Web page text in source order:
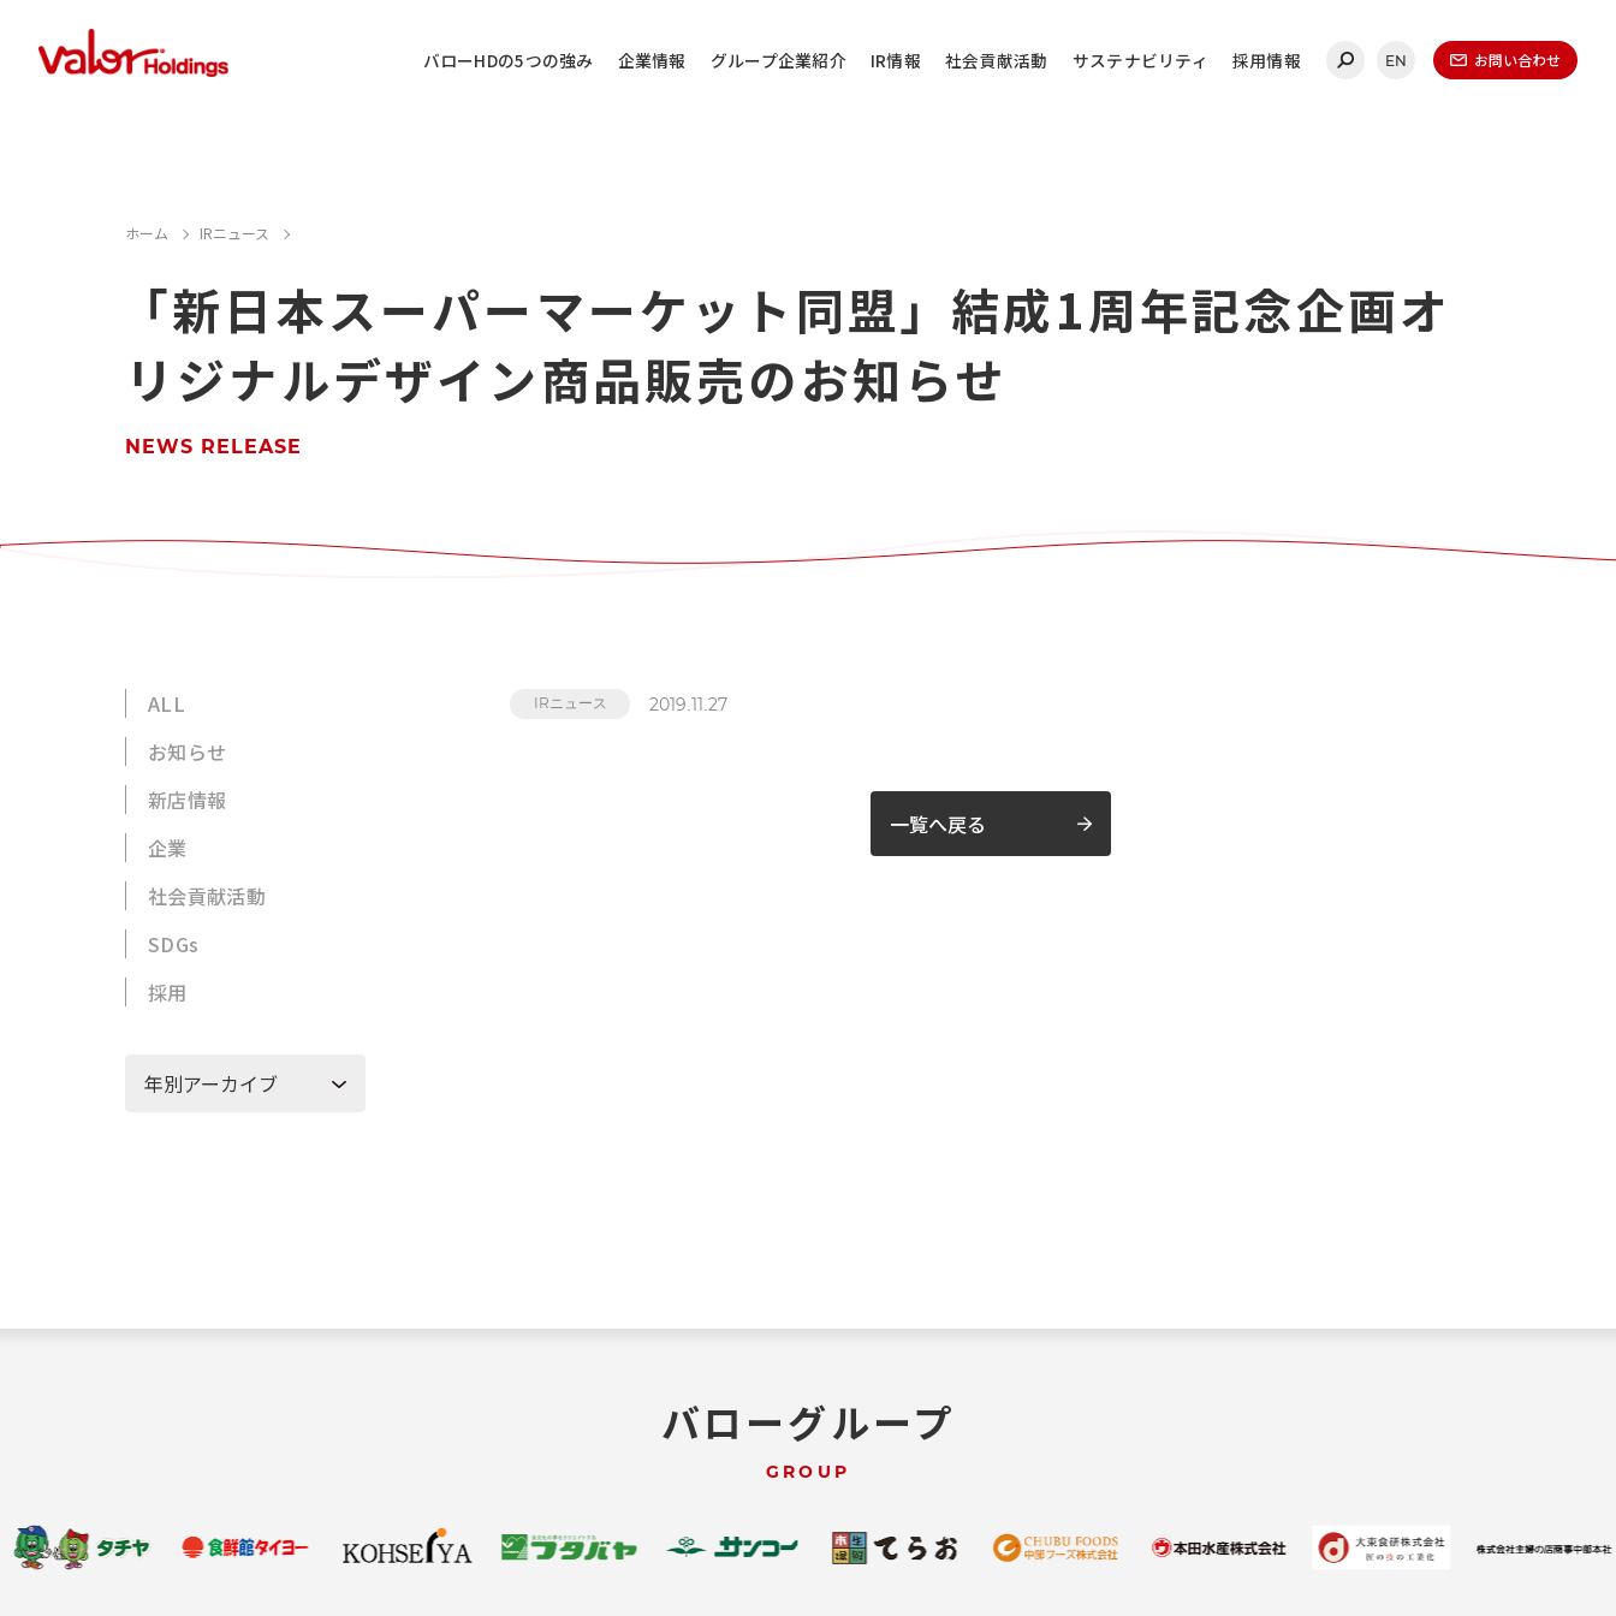
バローHDの5つの強み 企業情報 グループ企業紹介 IR情報 社会貢献活動 サステナビリティ 採用情報 EN お問い合わせ
IR情報に関するお問い合わせ
店舗用地・テナント・催事に関するお問い合わせ
M&A案件に関するお問い合わせ
店舗営業に関するお問い合わせ
当社代表電話にご連絡ください。
株式会社バローホールディングス
0572-20-0860
ホーム IRニュース
「新日本スーパーマーケット同盟」結成1周年記念企画オ
リジナルデザイン商品販売のお知らせ
NEWS RELEASE
ALL
お知らせ
新店情報
企業
社会貢献活動
SDGs
採用
IRニュース 2019.11.27
一覧へ戻る
バローグループ
GROUP